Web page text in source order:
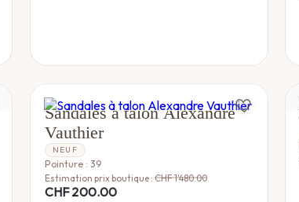
ALEXANDRE VAUTHIER
Sandales à talon Alexandre
Vauthier
NEUF
Pointure : 39
Estimation prix boutique : CHF1'480.00
CHF200.00